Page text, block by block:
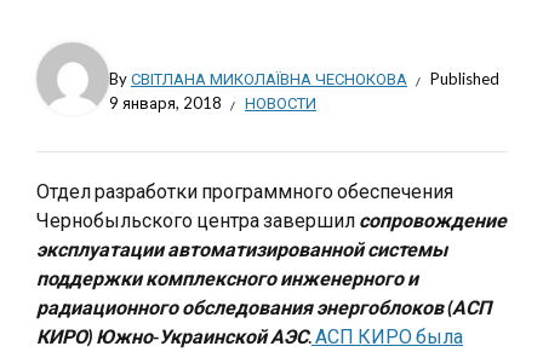
ByСВІТЛАНА МИКОЛАЇВНА ЧЕСНОКОВА
Published
9 января, 2018
НОВОСТИ
Отдел разработки программного обеспечения
Чернобыльского центра завершил сопровождение
эксплуатации автоматизированной системы
поддержки комплексного инженерного и
радиационного обследования энергоблоков (АСП
КИРО) Южно-Украинской АЭС.АСП КИРО была